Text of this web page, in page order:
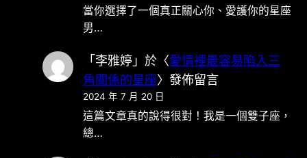
當你選擇了一個真正關心你、愛護你的星座
男…
「李雅婷」於〈愛情裡最容易陷入三
角關係的星座〉發佈留言
2024 年 7 月 20 日
這篇文章真的說得很對！我是一個雙子座，
總…